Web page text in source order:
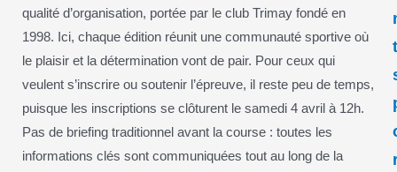
qualité d’organisation, portée par le club Trimay fondé en
1998. Ici, chaque édition réunit une communauté sportive où
le plaisir et la détermination vont de pair. Pour ceux qui
veulent s’inscrire ou soutenir l’épreuve, il reste peu de temps,
puisque les inscriptions se clôturent le samedi 4 avril à 12h.
Pas de briefing traditionnel avant la course : toutes les
informations clés sont communiquées tout au long de la